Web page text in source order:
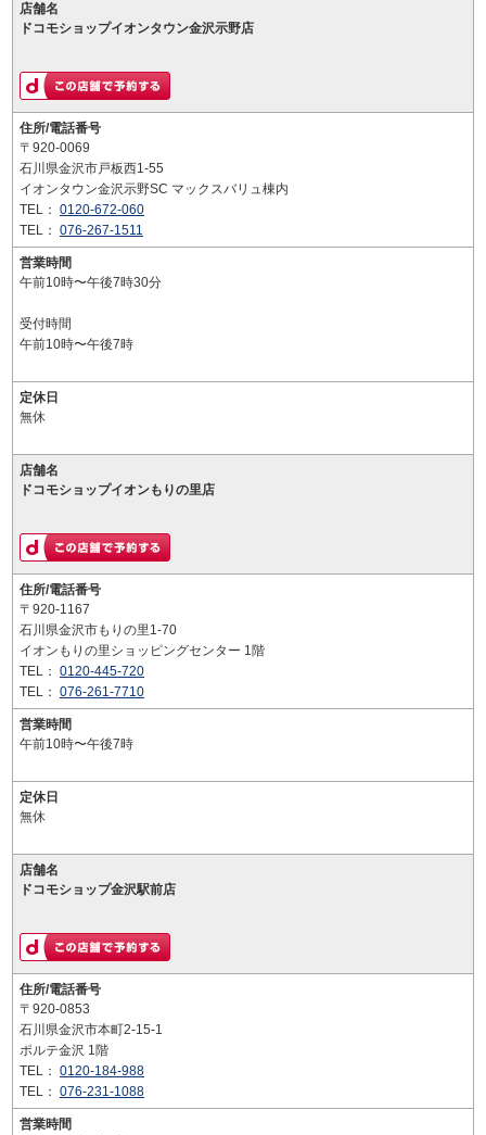
店舗名
ドコモショップイオンタウン金沢示野店
住所/電話番号
〒920-0069
石川県金沢市戸板西1-55
イオンタウン金沢示野SC マックスバリュ棟内
TEL： 0120-672-060
TEL： 076-267-1511
営業時間
午前10時〜午後7時30分
受付時間
午前10時〜午後7時
定休日
無休
店舗名
ドコモショップイオンもりの里店
住所/電話番号
〒920-1167
石川県金沢市もりの里1-70
イオンもりの里ショッピングセンター 1階
TEL： 0120-445-720
TEL： 076-261-7710
営業時間
午前10時〜午後7時
定休日
無休
店舗名
ドコモショップ金沢駅前店
住所/電話番号
〒920-0853
石川県金沢市本町2-15-1
ポルテ金沢 1階
TEL： 0120-184-988
TEL： 076-231-1088
営業時間